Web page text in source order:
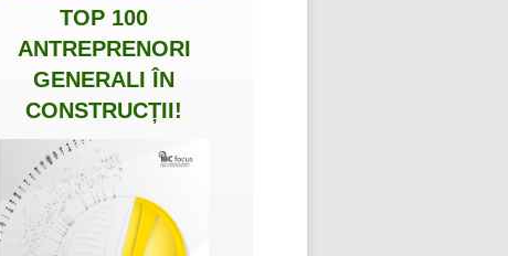
TOP 100
ANTREPRENORI
GENERALI ÎN
CONSTRUCȚII!